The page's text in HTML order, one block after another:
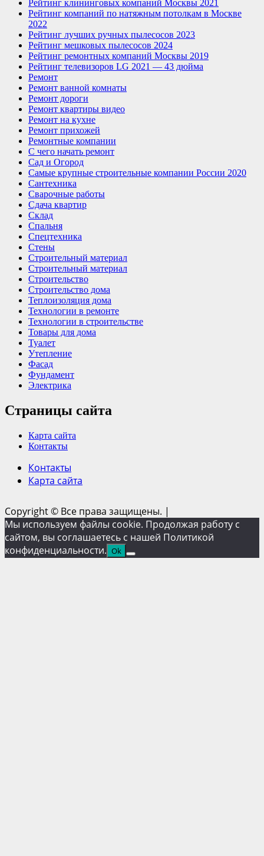
Рейтинг клининговых компаний Москвы 2021
Рейтинг компаний по натяжным потолкам в Москве
2022
Рейтинг лучших ручных пылесосов 2023
Рейтинг мешковых пылесосов 2024
Рейтинг ремонтных компаний Москвы 2019
Рейтинг телевизоров LG 2021 — 43 дюйма
Ремонт
Ремонт ванной комнаты
Ремонт дороги
Ремонт квартиры видео
Ремонт на кухне
Ремонт прихожей
Ремонтные компании
С чего начать ремонт
Сад и Огород
Самые крупные строительные компании России 2020
Сантехника
Сварочные работы
Сдача квартир
Склад
Спальня
Спецтехника
Стены
Строительный материал
Строительный материал
Строительство
Строительство дома
Теплоизоляция дома
Технологии в ремонте
Технологии в строительстве
Товары для дома
Туалет
Утепление
Фасад
Фундамент
Электрика
Страницы сайта
Карта сайта
Контакты
Контакты
Карта сайта
Copyright © Все права защищены. |
Мы используем файлы cookie. Продолжая работу с
сайтом, вы соглашаетесь с нашей Политикой
конфиденциальности. Ok